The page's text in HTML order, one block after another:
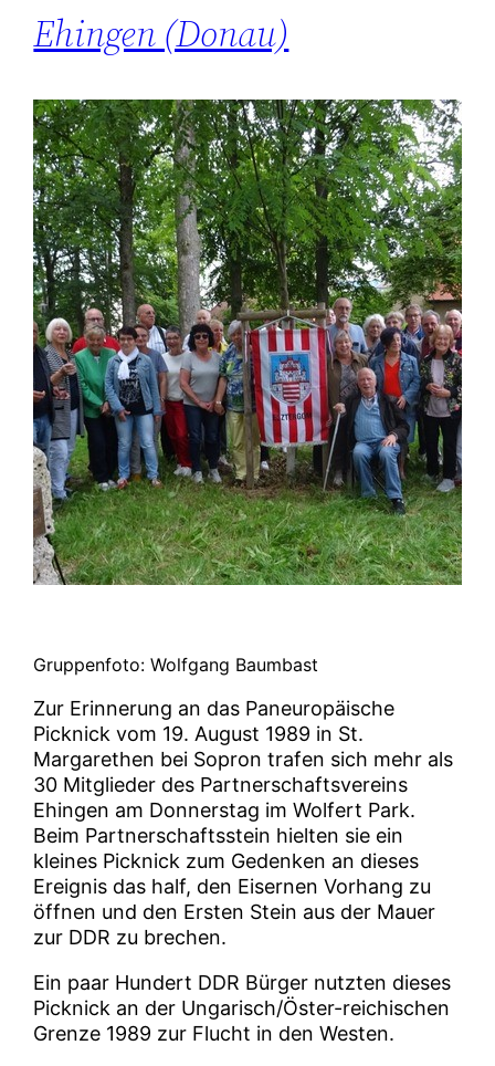
Ehingen (Donau)
Gruppenfoto: Wolfgang Baumbast
Zur Erinnerung an das Paneuropäische
Picknick vom 19. August 1989 in St.
Margarethen bei Sopron trafen sich mehr als
30 Mitglieder des Partnerschaftsvereins
Ehingen am Donnerstag im Wolfert Park.
Beim Partnerschaftsstein hielten sie ein
kleines Picknick zum Gedenken an dieses
Ereignis das half, den Eisernen Vorhang zu
öffnen und den Ersten Stein aus der Mauer
zur DDR zu brechen.
Ein paar Hundert DDR Bürger nutzten dieses
Picknick an der Ungarisch/Öster-reichischen
Grenze 1989 zur Flucht in den Westen.